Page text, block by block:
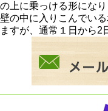
の上に乗っける形になり
壁の中に入りこんでい
ますが、通常１日から2